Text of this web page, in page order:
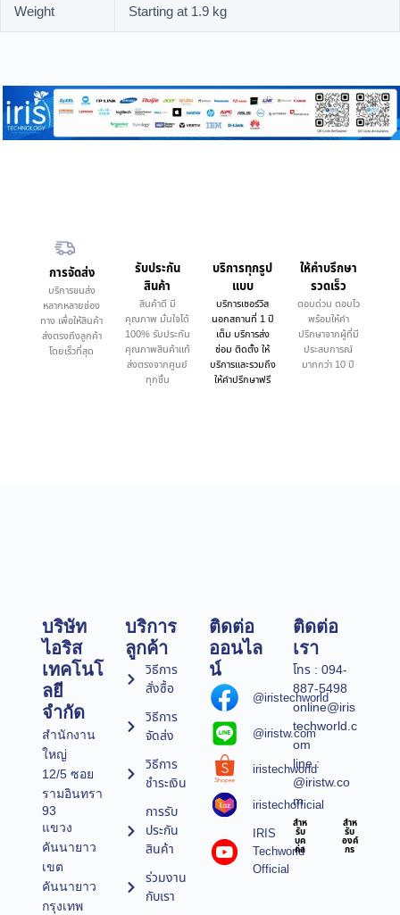
Weight
Starting at 1.9 kg
การจัดส่ง
บริการขนส่ง
หลากหลายช่อง
ทาง เพื่อให้สินค้า
ส่งตรงถึงลูกค้า
โดยเร็วที่สุด
รับประกัน
สินค้า
สินค้าดี มี
คุณภาพ มั่นใจได้
100% รับประกัน
คุณภาพสินค้าแท้
ส่งตรงจากศูนย์
ทุกชิ้น
บริการทุกรูป
แบบ
บริการเซอร์วิส
นอกสถานที่ 1 ปี
เต็ม บริการส่ง
ซ่อม ติดตั้ง ให้
บริการและรวมถึง
ให้คำปรึกษาฟรี
ให้คำบรึกษา
รวดเร็ว
ตอบด่วน ตอบไว
พร้อมให้คำ
ปรึกษาจากผู้ที่มี
ประสบการณ์
มากกว่า 10 ปี
บริษัท
ไอริส
เทคโนโ
ลยี
จำกัด
สำนักงาน
ใหญ่
12/5 ซอย
รามอินทรา
93
แขวง
คันนายาว
เขต
คันนายาว
กรุงเทพ
บริการ
ลูกค้า
วิธีการ
สั่งซื้อ
วิธีการ
จัดส่ง
วิธีการ
ชำระเงิน
การรับ
ประกัน
สินค้า
ร่วมงาน
กับเรา
ติดต่อ
ออนไล
น์
@iristechworld
@iristw.com
iristechworld
iristechofficial
IRIS
Techworld
Official
ติดต่อ
เรา
โทร : 094-
887-5498
online@iris
techworld.c
om
line :
@iristw.co
m
สำห
รับ
บุค
คล
สำห
รับ
องค์
กร